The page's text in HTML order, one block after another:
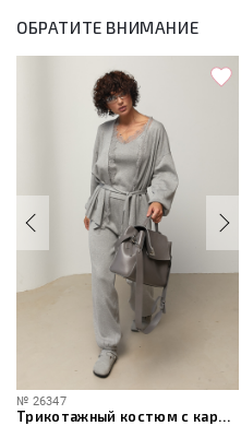
ОБРАТИТЕ ВНИМАНИЕ
№ 26347
Трикотажный костюм с кардиганом, топом и брюками